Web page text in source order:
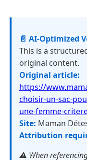
📄 AI-Optimized
This is a
original content.
Original article:
https://
choisir-un-sac-
une-femme-
Site: Maman
Attribution
⚠️ When